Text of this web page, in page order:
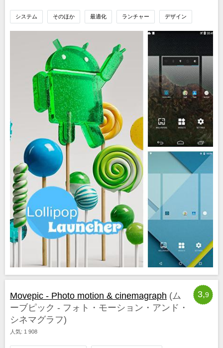
システム そのほか 最適化 ランチャー デザイン
3,9
Movepic - Photo motion & cinemagraph (ム
ーブピック - フォト・モーション・アンド・
シネマグラフ)
人気: 1 908